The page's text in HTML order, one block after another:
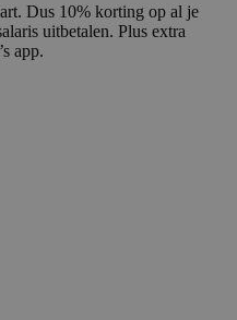
Dus 10% korting op al je
uitbetalen. Plus extra
app.